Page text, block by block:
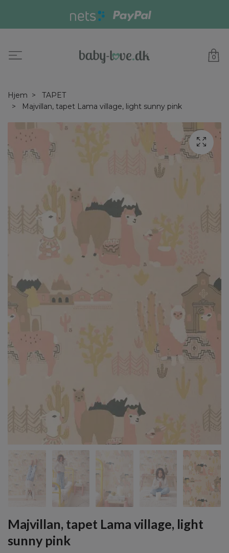
0
Hjem
TAPET
Majvillan, tapet Lama village, light sunny pink
Majvillan, tapet Lama village, light
sunny pink